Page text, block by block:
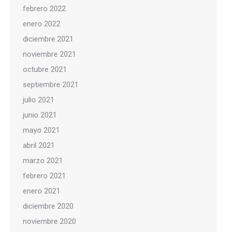
febrero 2022
enero 2022
diciembre 2021
noviembre 2021
octubre 2021
septiembre 2021
julio 2021
junio 2021
mayo 2021
abril 2021
marzo 2021
febrero 2021
enero 2021
diciembre 2020
noviembre 2020